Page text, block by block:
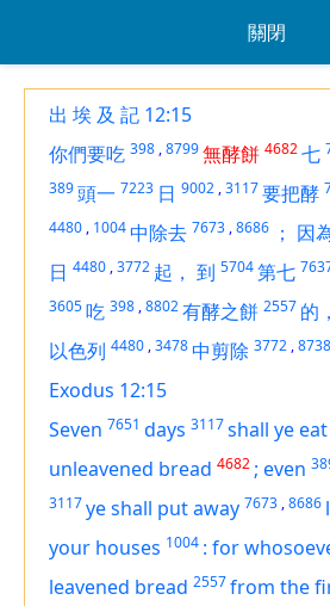
關閉
出 埃 及 記 12:15
你們要吃 398 ,8799無酵餅 4682七
389頭一 7223 日 9002 ,3117要把酵
4480 , 1004中除去 7673 ,8686 ； 因
日 4480 ,3772 起， 到 5704第七
3605吃 398 ,8802有酵之餅 2557 的，
以色列 4480 ,3478中剪除 3772 ,8738
Exodus 12:15
Seven 7651 days 3117shall ye eat
unleavened bread 4682 ; even
3117ye shall put away 7673 ,8686
your houses 1004 : for
leavened bread 2557from the